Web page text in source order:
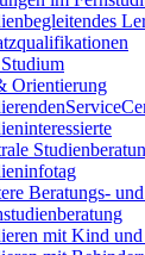
Orientierung
Beratungs-
mit Kind